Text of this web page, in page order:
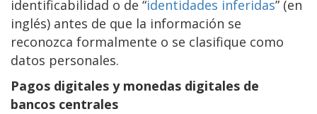
identificabilidad o de “identidades inferidas” (en
inglés) antes de que la información se
reconozca formalmente o se clasifique como
datos personales.
Pagos digitales y monedas digitales de
bancos centrales